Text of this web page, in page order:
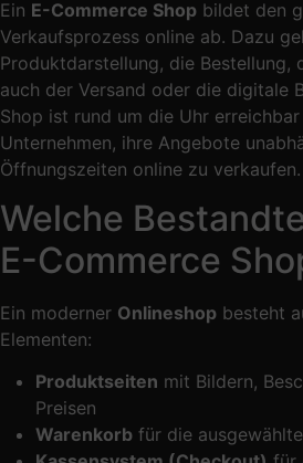
Ein E-Commerce Shop bildet den
Verkaufsprozess online ab. Dazu
Produktdarstellung, die Bestellung,
auch der Versand oder die digitale
Shop ist rund um die Uhr
Unternehmen, ihre Angebote
Öffnungszeiten online zu verkaufen.
Welche
E-Commerce
Ein moderner Onlineshop besteht
Elementen:
Produktseiten mit Bildern,
Preisen
Warenkorb für die